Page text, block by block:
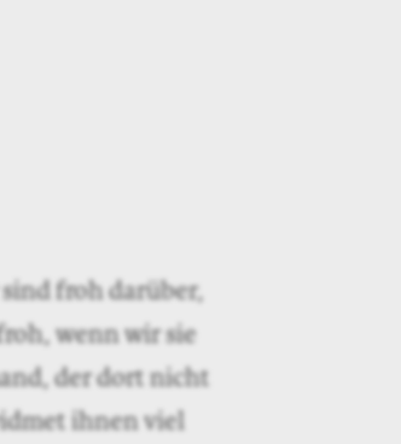
froh darüber,
wenn wir sie
der dort nicht
ihnen viel